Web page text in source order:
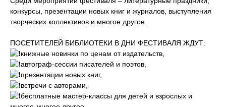
конкурсы, презентации новых книг и журналов, выступления
творческих коллективов и многое другое.
ПОСЕТИТЕЛЕЙ БИБЛИОТЕКИ В ДНИ ФЕСТИВАЛЯ ЖДУТ:
книжные новинки по ценам от издательств,
автограф-сессии писателей и поэтов,
презентации новых книг,
встречи с авторами,
бесплатные мастер-классы для детей и взрослых и